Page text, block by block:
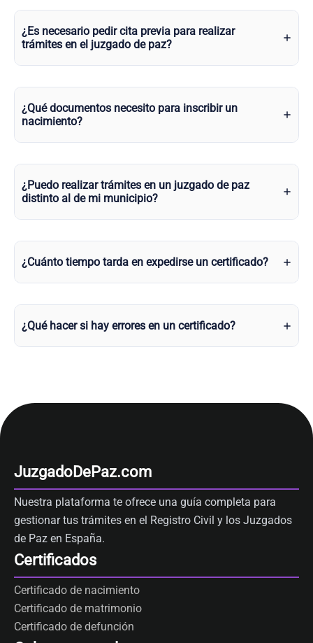
¿Es necesario pedir cita previa para realizar
trámites en el juzgado de paz?
¿Qué documentos necesito para inscribir un
nacimiento?
¿Puedo realizar trámites en un juzgado de paz
distinto al de mi municipio?
¿Cuánto tiempo tarda en expedirse un certificado?
¿Qué hacer si hay errores en un certificado?
JuzgadoDePaz.com
Nuestra plataforma te ofrece una guía completa para
gestionar tus trámites en el Registro Civil y los Juzgados
de Paz en España.
Certificados
Certificado de nacimiento
Certificado de matrimonio
Certificado de defunción